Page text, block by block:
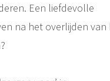
Een liefdevolle
na het overlijden van